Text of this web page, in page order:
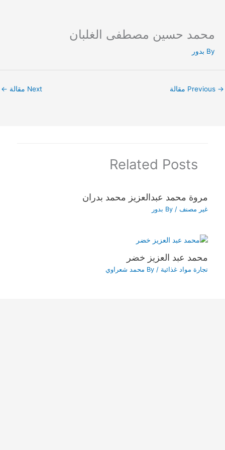
content
محمد حسين مصطفى الغلبان
By بدور
→ Next مقالة ←
Related Posts
مروة محمد عبدالعزيز محمد بدران
غير مصنف / By بدور
محمد عبد العزيز خضر
تجارة مواد غذائية / By محمد شعراوي